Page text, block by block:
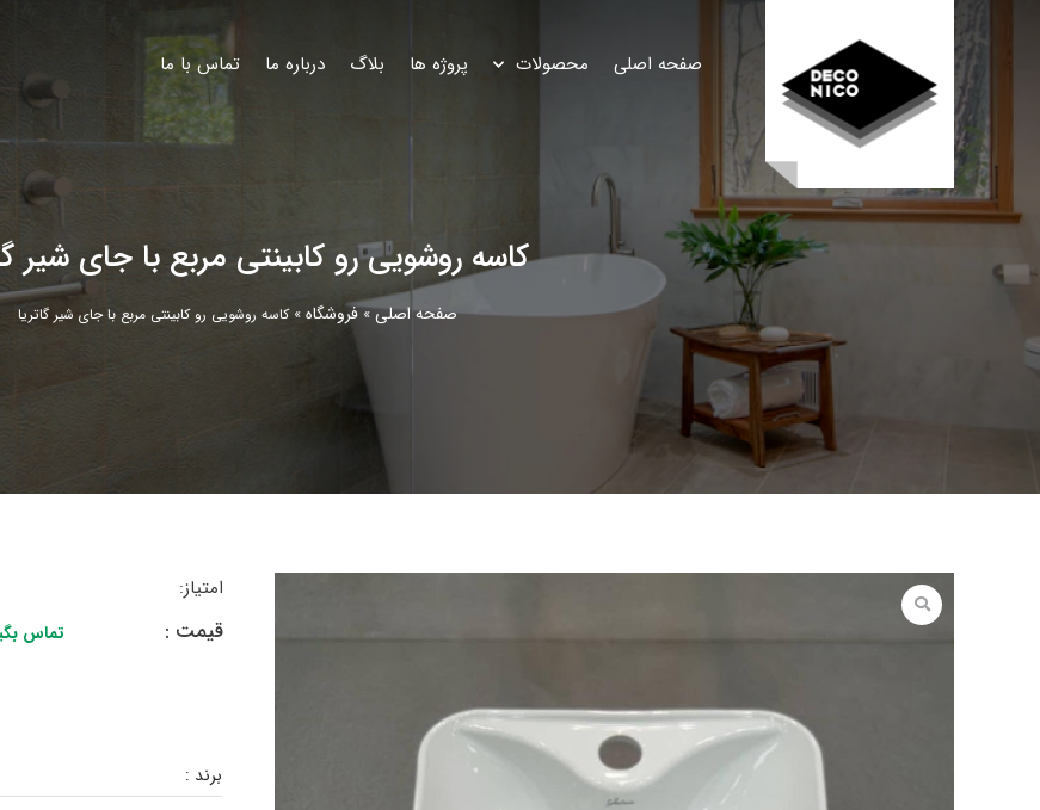
صفحه اصلی محصولات پروژه ها بلاگ درباره ما تماس با ما
کاسه روشویی رو کابینتی مربع با جای شیر
صفحه اصلی» فروشگاه »کاسه روشویی رو کابینتی مربع با جای شیر گاتریا
امتیاز:
قیمت : تماس
برند :